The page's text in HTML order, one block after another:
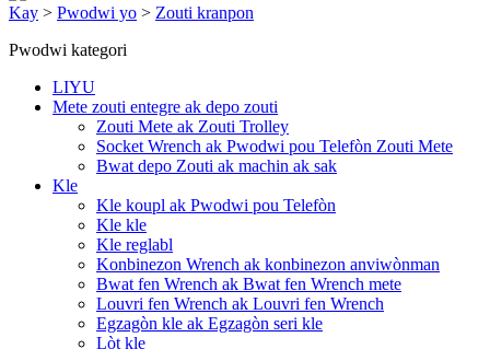
Kay > Pwodwi yo > Zouti kranpon
Pwodwi kategori
LIYU
Mete zouti entegre ak depo zouti
Zouti Mete ak Zouti Trolley
Socket Wrench ak Pwodwi pou Telefòn Zouti Mete
Bwat depo Zouti ak machin ak sak
Kle
Kle koupl ak Pwodwi pou Telefòn
Kle kle
Kle reglabl
Konbinezon Wrench ak konbinezon anviwònman
Bwat fen Wrench ak Bwat fen Wrench mete
Louvri fen Wrench ak Louvri fen Wrench
Egzagòn kle ak Egzagòn seri kle
Lòt kle